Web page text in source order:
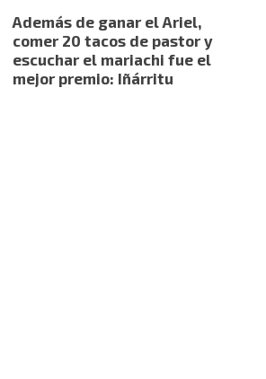
Además de ganar el Ariel,
comer 20 tacos de pastor y
escuchar el mariachi fue el
mejor premio: Iñárritu